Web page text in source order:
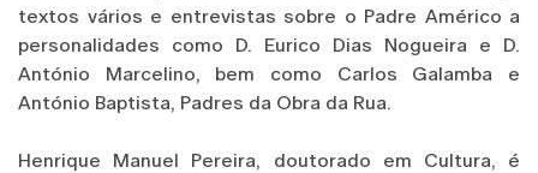
textos vários e entrevistas sobre o Padre Américo a
personalidades como D. Eurico Dias Nogueira e D.
António Marcelino, bem como Carlos Galamba e
António Baptista, Padres da Obra da Rua.
Henrique Manuel Pereira, doutorado em Cultura, é